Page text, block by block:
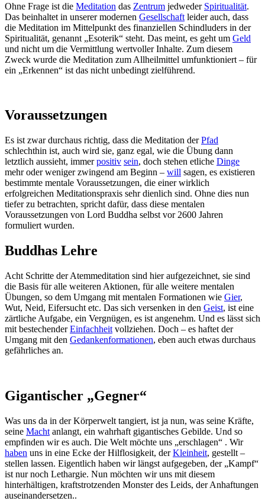
Ohne Frage ist die Meditation das Zentrum jedweder Spiritualität.
Das beinhaltet in unserer modernen Gesellschaft leider auch, dass
die Meditation im Mittelpunkt des finanziellen Schindluders in der
Spiritualität, genannt „Esoterik“ steht. Das meint, es geht um Geld
und nicht um die Vermittlung wertvoller Inhalte. Zum diesem
Zweck wurde die Meditation zum Allheilmittel umfunktioniert – für
ein „Erkennen“ ist das nicht unbedingt zielführend.
Voraussetzungen
Es ist zwar durchaus richtig, dass die Meditation derPfad
schlechthin ist, auch wird sie, ganz egal, wie die Übung dann
letztlich aussieht, immerpositiv sein, doch stehen etliche Dinge
mehr oder weniger zwingend am Beginn – will sagen, es existieren
bestimmte mentale Voraussetzungen, die einer wirklich
erfolgreichen Meditationspraxis sehr dienlich sind. Ohne dies nun
tiefer zu betrachten, spricht dafür, dass diese mentalen
Voraussetzungen von Lord Buddha selbst vor 2600 Jahren
formuliert wurden.
Buddhas Lehre
Acht Schritte der Atemmeditation sind hier aufgezeichnet, sie sind
die Basis für alle weiteren Aktionen, für alle weitere mentalen
Übungen, so dem Umgang mit mentalen Formationen wie Gier,
Wut, Neid, Eifersucht etc. Das sich versenken in den Geist, ist eine
zärtliche Aufgabe, ein Vergnügen, es ist angenehm. Und es lässt sich
mit bestechenderEinfachheit vollziehen. Doch – es haftet der
Umgang mit den Gedankenformationen, eben auch etwas durchaus
gefährliches an.
Gigantischer „Gegner“
Was uns da in der Körperwelt tangiert, ist ja nun, was seine Kräfte,
seine Macht anlangt, ein wahrhaft gigantisches Gebilde. Und so
empfinden wir es auch. Die Welt möchte uns „erschlagen“ . Wir
haben uns in eine Ecke der Hilflosigkeit, derKleinheit, gestellt –
stellen lassen. Eigentlich haben wir längst aufgegeben, der „Kampf“
ist nur noch Lethargie. Nun möchten wir uns mit diesem
hinterhältigen, kraftstrotzenden Monster des Leids, der Anhaftungen
auseinandersetzen..